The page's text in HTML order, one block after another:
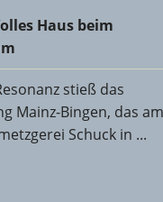
Haus beim
Haus beim
stieß das
Mainz-Bingen, das am
Schuck in ...